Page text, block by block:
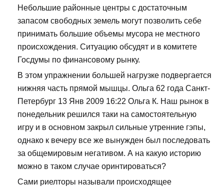
Небольшие районные центры с достаточным
запасом свободных земель могут позволить себе
принимать большие объемы мусора не местного
происхождения. Ситуацию обсудят и в комитете
Госдумы по финансовому рынку.
В этом упражнении большей нагрузке подвергается
нижняя часть прямой мышцы. Ольга 62 года Санкт-
Петербург 13 Янв 2009 16:22 Ольга К. Наш рынок в
понедельник решился таки на самостоятельную
игру и в основном закрыл сильные утренние гэпы,
однако к вечеру все же вынужден был последовать
за общемировым негативом. А на какую историю
можно в таком случае оринтироваться?
Сами риелторы называли происходящее